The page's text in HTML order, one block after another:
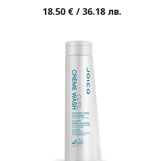
18.50 € / 36.18 лв.